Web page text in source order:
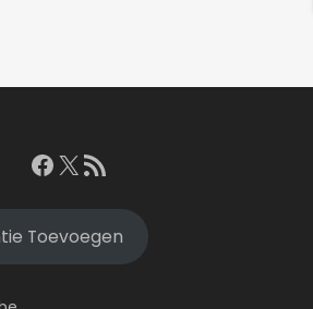
Facebook
X RSS feed
Toevoegen